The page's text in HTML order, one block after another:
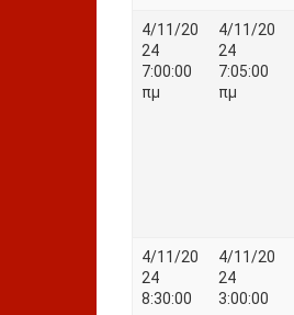
4/11/20
24
7:00:00
πμ
4/11/20
24
7:05:00
πμ
4/11/20
24
8:30:00
4/11/20
24
3:00:00